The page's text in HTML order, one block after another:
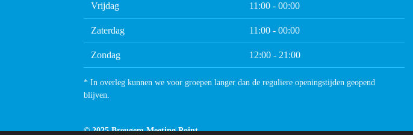
Vrijdag 11:00 - 00:00
Zaterdag 11:00 - 00:00
Zondag 12:00 - 21:00
* In overleg kunnen we voor groepen langer dan de reguliere openingstijden geopend
blijven.
© 2025 Breugem Meeting Point